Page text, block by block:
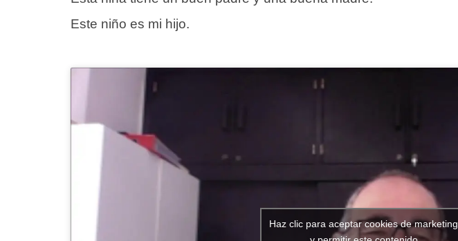
Este niño es mi hijo.
Haz clic para aceptar cookies de marketing